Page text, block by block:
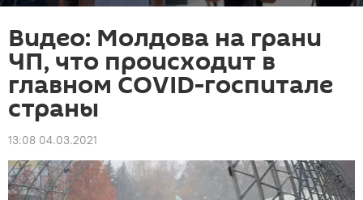
Видео: Молдова на грани
ЧП, что происходит в
главном COVID-госпитале
страны
13:08 04.03.2021